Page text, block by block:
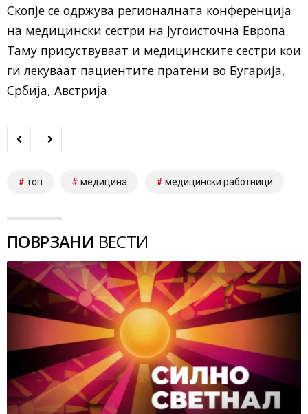
Скопје се одржува регионалната конференција
на медицински сестри на Југоисточна Европа.
Таму присуствуваат и медицинските сестри кои
ги лекуваат пациентите пратени во Бугарија,
Србија, Австрија.
топ медицина медицински работници
ПОВРЗАНИ ВЕСТИ